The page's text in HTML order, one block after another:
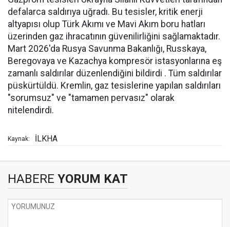
defalarca saldırıya uğradı. Bu tesisler, kritik enerji
altyapısı olup Türk Akımı ve Mavi Akım boru hatları
üzerinden gaz ihracatının güvenilirliğini sağlamaktadır.
Mart 2026'da Rusya Savunma Bakanlığı, Russkaya,
Beregovaya ve Kazachya kompresör istasyonlarına eş
zamanlı saldırılar düzenlendiğini bildirdi . Tüm saldırılar
püskürtüldü. Kremlin, gaz tesislerine yapılan saldırıları
"sorumsuz" ve "tamamen pervasız" olarak
nitelendirdi.
Kaynak: İLKHA
HABERE YORUM KAT